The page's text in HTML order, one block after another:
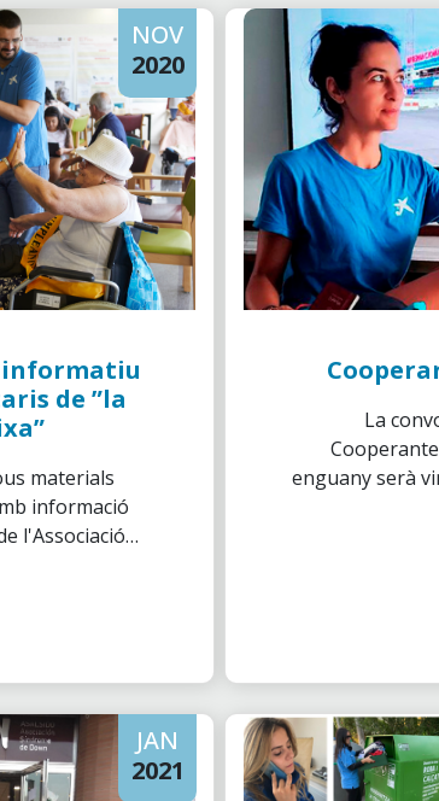
NOV
2020
de ”la
materials
informació
l'Associació
La
enguany serà
JAN
2021